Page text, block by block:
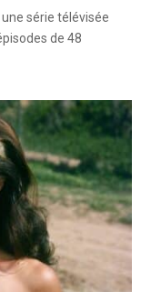
série télévisée
de 48